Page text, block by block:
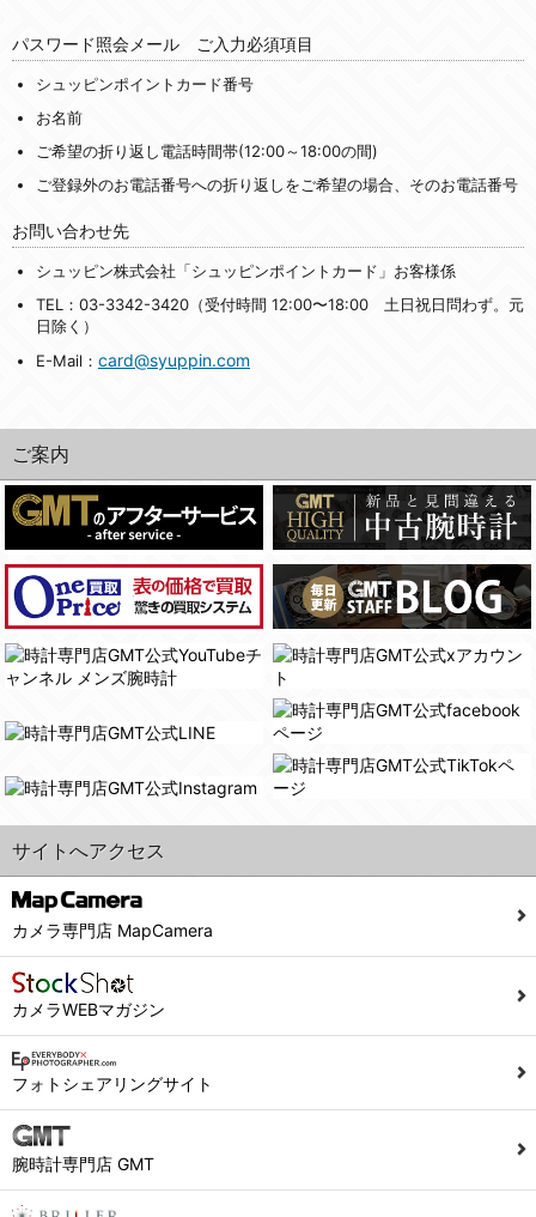
パスワード照会メール ご入力必須項目
シュッピンポイントカード番号
お名前
ご希望の折り返し電話時間帯(12:00～18:00の間)
ご登録外のお電話番号への折り返しをご希望の場合、そのお電話番号
お問い合わせ先
シュッピン株式会社「シュッピンポイントカード」お客様係
TEL：03-3342-3420（受付時間 12:00〜18:00 土日祝日問わず。元
日除く）
E-Mail： card@syuppin.com
ご案内
サイトへアクセス
カメラ専門店 MapCamera
カメラWEBマガジン
フォトシェアリングサイト
腕時計専門店 GMT